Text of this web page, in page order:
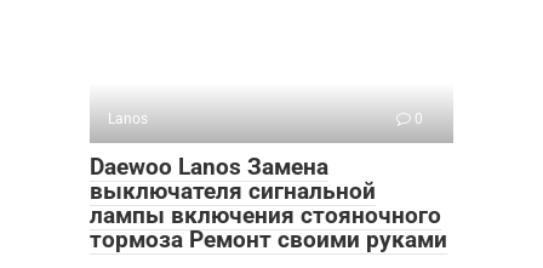
Lanos 0
Daewoo Lanos Замена
выключателя сигнальной
лампы включения стояночного
тормоза Ремонт своими руками